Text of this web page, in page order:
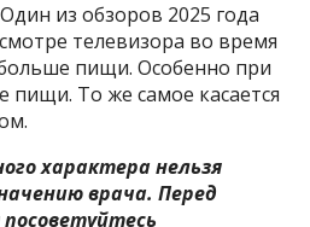
из обзоров 2025 года
телевизора во время
пищи. Особенно при
То же самое касается
характера нельзя
врача. Перед